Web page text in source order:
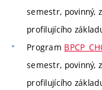
semestr, povinný,
profilujícího
Program
semestr, povinný,
profilujícího